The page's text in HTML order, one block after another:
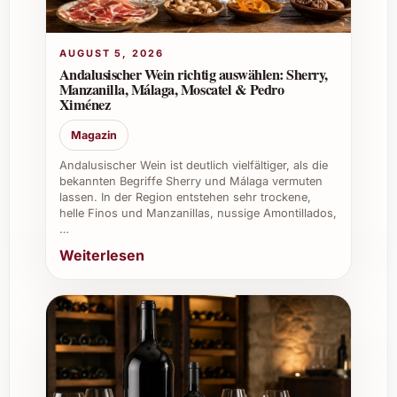
Ausbau: Kühl kontrollierte Gärung im
Flaschenvolumen: 0.75 Liter
Empfohlene Trinktemperatur: 8-10 °C
Ideale Kombinationen und Anlässe
Der Intipalka Sauvignon Blanc 2025 passt
hervorragend zu:
Leichten Vorspeisen wie Salaten,
Frischen Fischgerichten oder gegrilltem
Asiatischer Küche mit leichter Würze
Geselligen Sommerfesten, Picknicks und
Grillabenden
Besonders gut geeignet ist er als Geschenk
AUGUST 5, 2026
Andalusischer Wein richtig auswählen: Sherry,
Manzanilla, Málaga, Moscatel & Pedro
Ximénez
Magazin
Andalusischer Wein ist deutlich vielfältiger, als die
bekannten Begriffe Sherry und Málaga vermuten
lassen. In der Region entstehen sehr trockene,
helle Finos und Manzanillas, nussige Amontillados,
…
Weiterlesen